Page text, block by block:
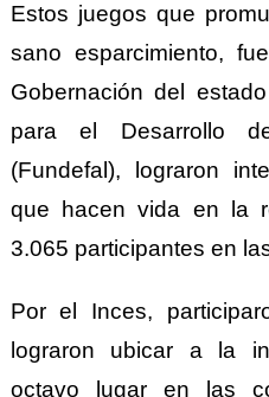
Estos juegos que
sano esparcimiento,
Gobernación del
para el Desarrollo
(Fundefal), lograron
que hacen vida en la
3.065 participantes en
Por el Inces,
lograron ubicar a la
octavo lugar en las